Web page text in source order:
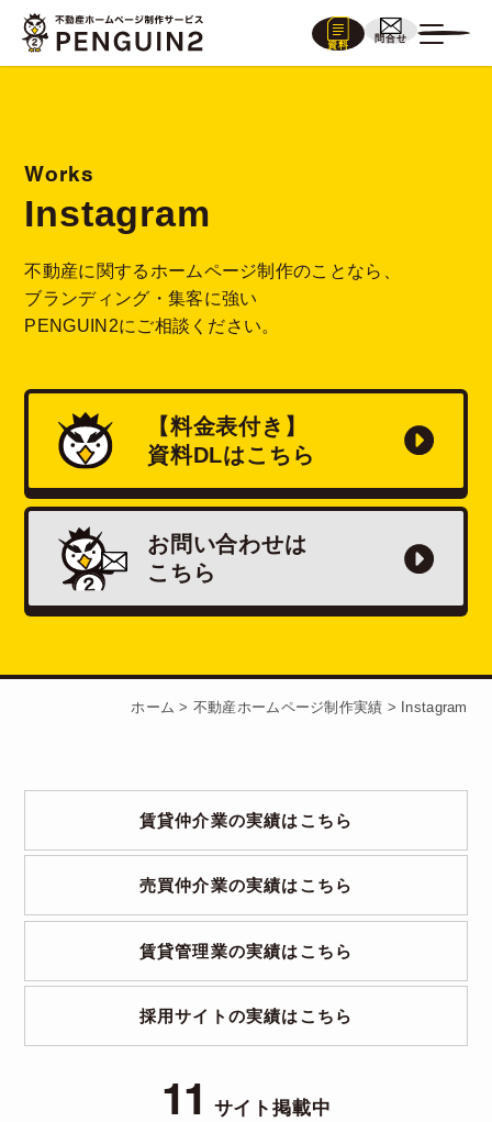
資料
問合せ
Works
Instagram
不動産に関するホームページ制作のことなら、
ブランディング・集客に強い
PENGUIN2にご相談ください。
【料金表付き】
資料DLはこちら
お問い合わせは
こちら
ホーム > 不動産ホームページ制作実績 > Instagram
11 サイト掲載中
賃貸仲介業の実績はこちら
売買仲介業の実績はこちら
賃貸管理業の実績はこちら
採用サイトの実績はこちら